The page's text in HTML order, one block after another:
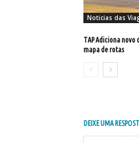
Noticias das
TAP Adiciona novo
mapa de rotas
DEIXE UMA